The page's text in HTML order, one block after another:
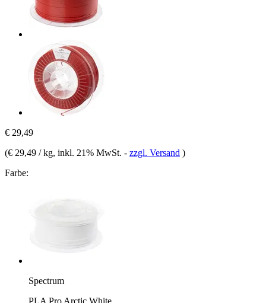
€ 29,49
(€ 29,49 / kg, inkl. 21% MwSt. - zzgl. Versand )
Farbe:
Spectrum
PLA Pro Arctic White